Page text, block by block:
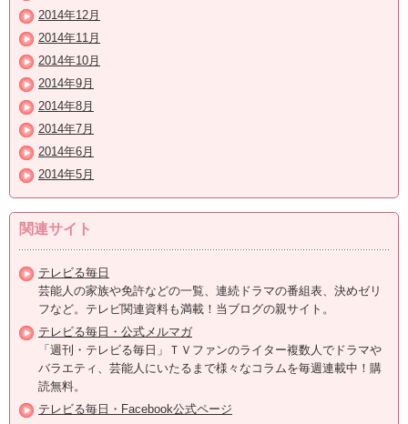
2014年12月
2014年11月
2014年10月
2014年9月
2014年8月
2014年7月
2014年6月
2014年5月
関連サイト
テレビる毎日
芸能人の家族や免許などの一覧、連続ドラマの番組表、決めゼリ
フなど。テレビ関連資料も満載！当ブログの親サイト。
テレビる毎日・公式メルマガ
「週刊・テレビる毎日」ＴＶファンのライター複数人でドラマや
バラエティ、芸能人にいたるまで様々なコラムを毎週連載中！購
読無料。
テレビる毎日・Facebook公式ページ